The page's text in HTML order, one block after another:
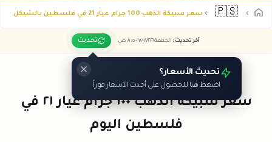
🇵🇸 سعر سبيكة الذهب 100 جرام عيار 21 في فلسطين بالشيكل
آخر تحديث : الجمعة ٠٧ /٠٨/٢٠٢٦ - ٠٨:٠٥ ص تحديث
تحديث الأسعار؟
اضغط هنا للحصول على أحدث الأسعار فوراً
سعر سبيكة الذهب ١٠٠ جرام عيار ٢١ في
فلسطين اليوم